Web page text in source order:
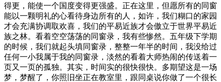
得更，能使一个国度变得更强盛。正在这里，但愿所有的同窗
能以一颗明礼的心看待身边所有的人，如许，我们糊口的家园
才会充满协调取欢喜，我们的平易近族才会傲立于世界平易近
族之林。看着空空荡荡的同窗录，我有些惨然。五年级下学期
的时候，我们就起头填同窗录，整整一年半的时间，我没给过
任何一小我属于我的同窗录，淡然的看着大师热闹的传送着一
页又一页的孤独。其实，时间实的很快很快。多期望这是一场
梦，梦醒了，你照旧坐正在教室里，跟同桌说你做了一个很长